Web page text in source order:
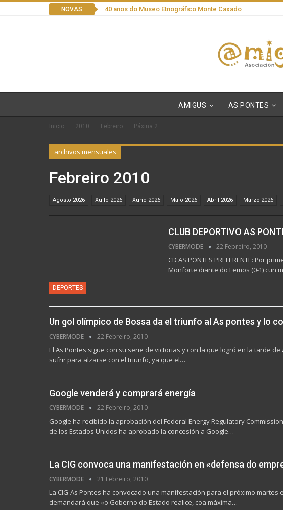
NOVAS 40 anos do Museo Etnográfico Monte Caxado
AMIGUS AS PONTES
Inicio 2010 Febreiro Páxina 2
archivos mensuales
Febreiro 2010
Agosto 2026 Xullo 2026 Xuño 2026 Maio 2026 Abril 2026 Marzo 2026
DEPORTES
CLUB DEPORTIVO AS
CYBERMODE 22 Febreiro, 2010
CD AS PONTES PREFERENTE: Por
Monforte diante do Lemos (0-1) cun
Un gol olímpico de Bossa da el triunfo al As pontes y lo
CYBERMODE 22 Febreiro, 2010
El As Pontes sigue con su serie de victorias y con la que logró en la tarde
sufrir para alzarse con el triunfo, ya que el…
Google venderá y comprará energía
CYBERMODE 22 Febreiro, 2010
Google ha recibido la aprobación del Federal Energy Regulatory
de los Estados Unidos ha aprobado la concesión a Google…
La CIG convoca una manifestación en «defensa do
CYBERMODE 21 Febreiro, 2010
La CIG-As Pontes ha convocado una manifestación para el próximo
demandará que «o Goberno do Estado realice, coa máxima…